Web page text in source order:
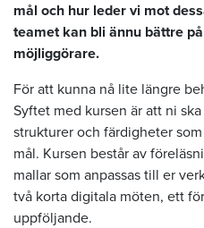
mål och hur leder vi mot
teamet kan bli ännu bättre
möjliggörare.
För att kunna nå lite längre
Syftet med kursen är att ni
strukturer och färdigheter
mål. Kursen består av
mallar som anpassas till er
två korta digitala möten, ett
uppföljande.